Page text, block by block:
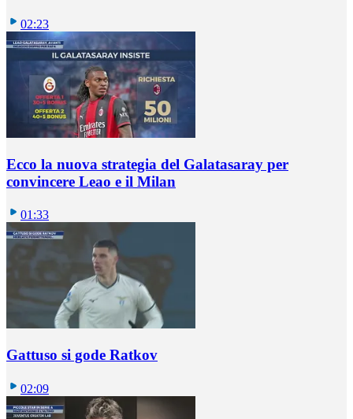
02:23
Ecco la nuova strategia del Galatasaray per
convincere Leao e il Milan
01:33
Gattuso si gode Ratkov
02:09